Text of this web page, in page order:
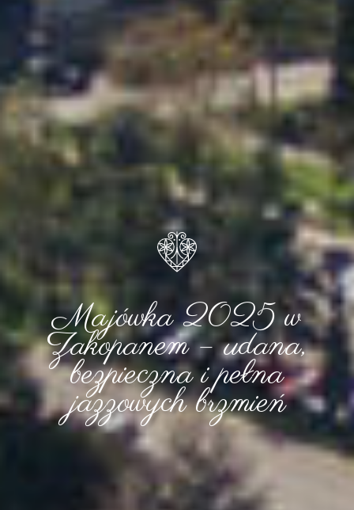
Majówka 2025 w
Zakopanem – udana,
bezpieczna i pełna
jazzowych brzmień